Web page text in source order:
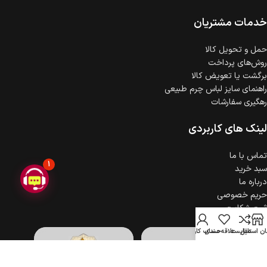
گارانتی معتبر برای تمامی محصولات ارائه می‌شود.خدمات مشتریان
حمل‌ و تحویل کالا
روش‌های پرداخت
برگشت یا تعویض کالا
راهنمای سایز لباس چرم طبیعی
رهگیری سفارشات
لینک های کاربردی
تماس با ما
سبد خرید
درباره ما
حریم خصوصی
ثبت شکایت
استایلمقایسهعلاقه مندی
حساب کاربری
1